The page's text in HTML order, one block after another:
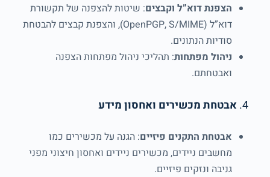
הצפנת דוא”ל וקבצים: שיטות להצפנה של תקשורת
דוא”ל (OpenPGP, S/MIME), והצפנת קבצים להבטחת
סודיות הנתונים.
ניהול מפתחות: תהליכי ניהול מפתחות הצפנה
ואבטחתם.
4. אבטחת מכשירים ואחסון מידע
אבטחת התקנים פיזיים: הגנה על מכשירים כמו
מחשבים ניידים, מכשירים ניידים ואחסון חיצוני מפני
גניבה ונזקים פיזיים.